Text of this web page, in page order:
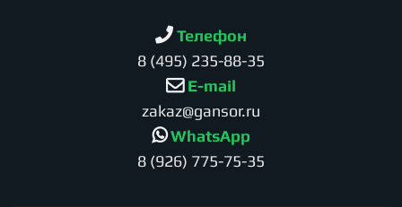
Телефон
8 (495) 235-88-35
E-mail
zakaz@gansor.ru
WhatsApp
8 (926) 775-75-35